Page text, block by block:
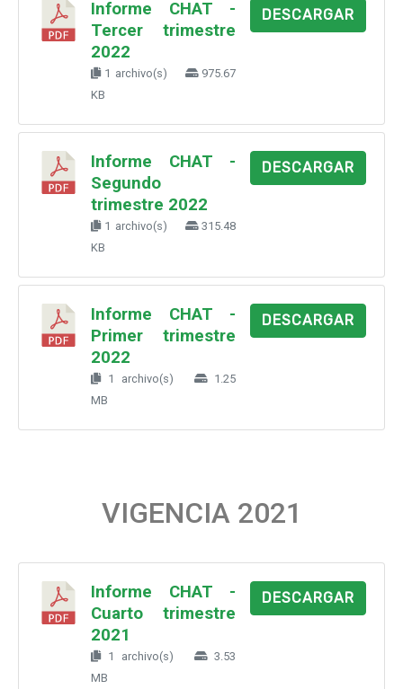
Informe CHAT -
Tercer trimestre
2022
1 archivo(s)
975.67
KB
DESCARGAR
Informe CHAT -
Segundo
trimestre 2022
1 archivo(s)
315.48
KB
DESCARGAR
Informe CHAT -
Primer trimestre
2022
1 archivo(s)
1.25
MB
DESCARGAR
VIGENCIA 2021
Informe CHAT -
Cuarto trimestre
2021
1 archivo(s)
3.53
MB
DESCARGAR